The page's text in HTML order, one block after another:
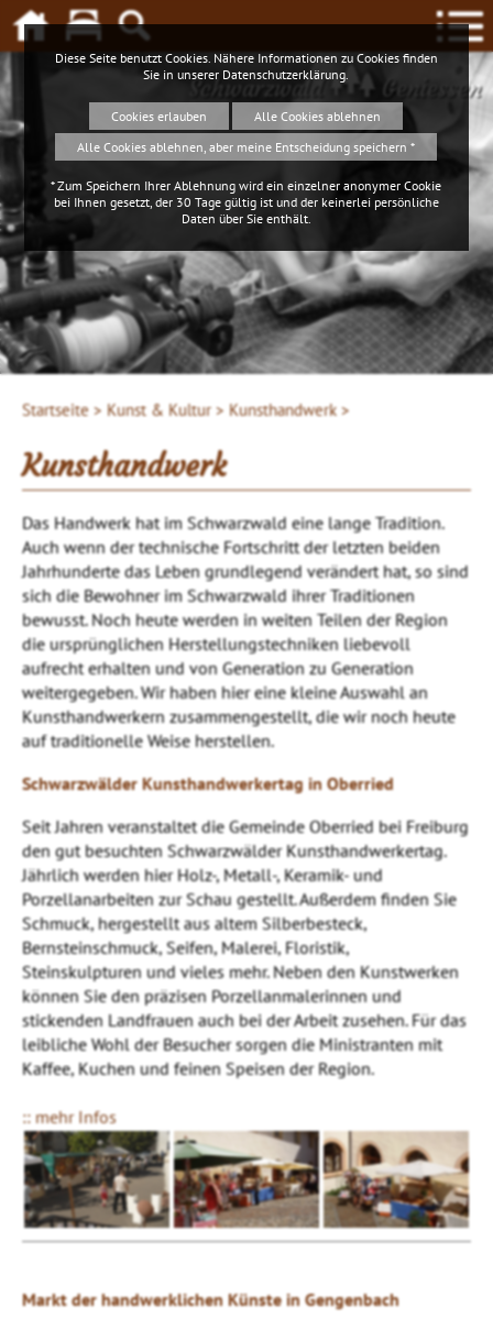
Schwarzwald Geniessen
Startseite > Kunst & Kultur > Kunsthandwerk >
Kunsthandwerk
Das Handwerk hat im Schwarzwald eine lange Tradition.
Auch wenn der technische Fortschritt der letzten beiden
Jahrhunderte das Leben grundlegend verändert hat, so sind
sich die Bewohner im Schwarzwald ihrer Traditionen
bewusst. Noch heute werden in weiten Teilen der Region
die ursprünglichen Herstellungstechniken liebevoll
aufrecht erhalten und von Generation zu Generation
weitergegeben. Wir haben hier eine kleine Auswahl an
Kunsthandwerkern zusammengestellt, die wir noch heute
auf traditionelle Weise herstellen.
Schwarzwälder Kunsthandwerkertag in Oberried
Seit Jahren veranstaltet die Gemeinde Oberried bei Freiburg
den gut besuchten Schwarzwälder Kunsthandwerkertag.
Jährlich werden hier Holz-, Metall-, Keramik- und
Porzellanarbeiten zur Schau gestellt. Außerdem finden Sie
Schmuck, hergestellt aus altem Silberbesteck,
Bernsteinschmuck, Seifen, Malerei, Floristik,
Steinskulpturen und vieles mehr. Neben den Kunstwerken
können Sie den präzisen Porzellanmalerinnen und
stickenden Landfrauen auch bei der Arbeit zusehen. Für das
leibliche Wohl der Besucher sorgen die Ministranten mit
Kaffee, Kuchen und feinen Speisen der Region.
:: mehr Infos
Markt der handwerklichen Künste in Gengenbach
Diese Seite benutzt Cookies. Nähere Informationen zu Cookies finden
Sie in unserer Datenschutzerklärung
Cookies erlauben
Alle Cookies ablehnen
Alle Cookies ablehnen, aber meine Entscheidung speichern *
* Zum Speichern Ihrer Ablehnung wird ein einzelner anonymer Cookie
bei Ihnen gesetzt, der 30 Tage gültig ist und der keinerlei persönliche
Daten über Sie enthält.